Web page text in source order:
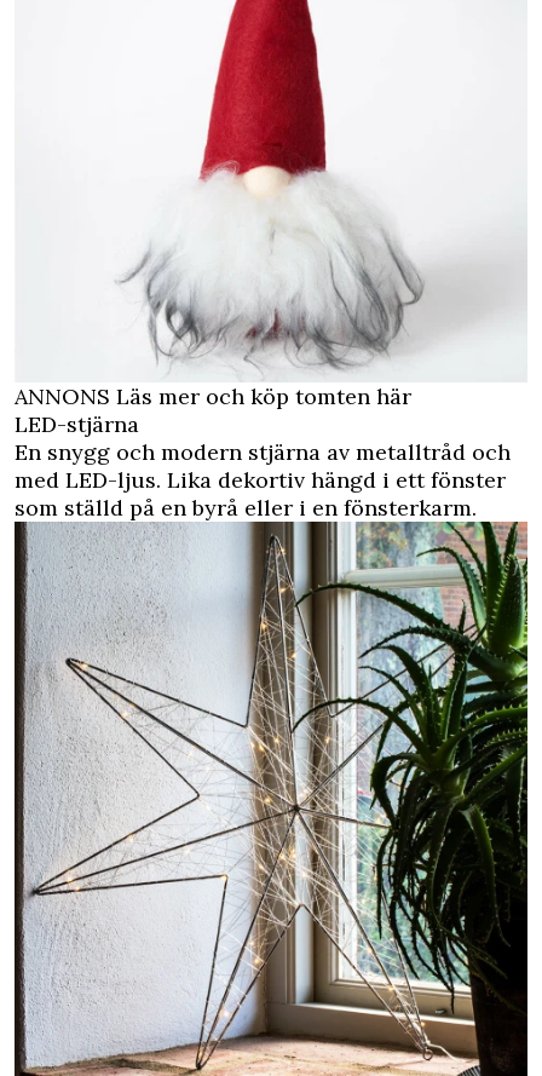
ANNONS Läs mer och köp tomten här
LED-stjärna
En snygg och modern stjärna av metalltråd och
med LED-ljus. Lika dekortiv hängd i ett fönster
som ställd på en byrå eller i en fönsterkarm.